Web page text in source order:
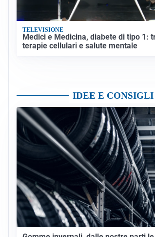
TELEVISIONE
Medici e Medicina, diabete di tipo 1:
terapie cellulari e salute mentale
IDEE E CONSIGLI